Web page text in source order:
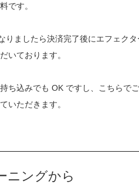
です。
りましたら決済完了後にエフェク
いております。
ち込みでも OK ですし、こちらで
いただきます。
ニングから